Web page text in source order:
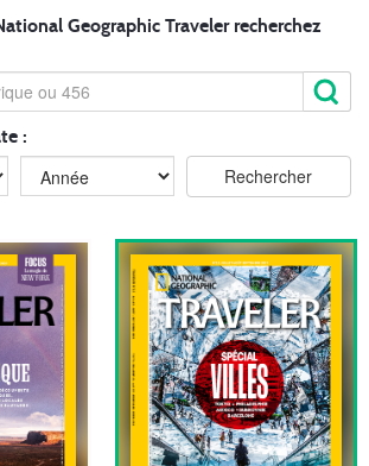
Geographic Traveler recherchez
: